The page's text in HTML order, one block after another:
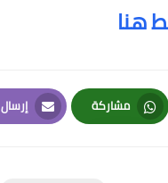
هنا
مشاركة
Whatsapp
إرسال
Email